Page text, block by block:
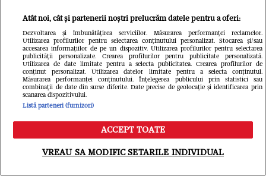
Citește în continuare
Meniu Caută
Atât noi, cât și partenerii noștri prelucrăm datele pentru a oferi:
Dezvoltarea și îmbunătățirea serviciilor. Măsurarea performanței reclamelor.
Utilizarea profilurilor pentru selectarea conținutului personalizat. Stocarea și/sau
accesarea informațiilor de pe un dispozitiv. Utilizarea profilurilor pentru selectarea
publicității personalizate. Crearea profilurilor pentru publicitate personalizată.
Utilizarea de date limitate pentru a selecta publicitatea. Crearea profilurilor de
conținut personalizat. Utilizarea datelor limitate pentru a selecta conținutul.
Măsurarea performanței conținutului. Înțelegerea publicului prin statistici sau
combinații de date din surse diferite. Date precise de geolocație și identificarea prin
scanarea dispozitivului.
Listă parteneri (furnizori)
ACCEPT TOATE
VREAU SA MODIFIC SETARILE INDIVIDUAL